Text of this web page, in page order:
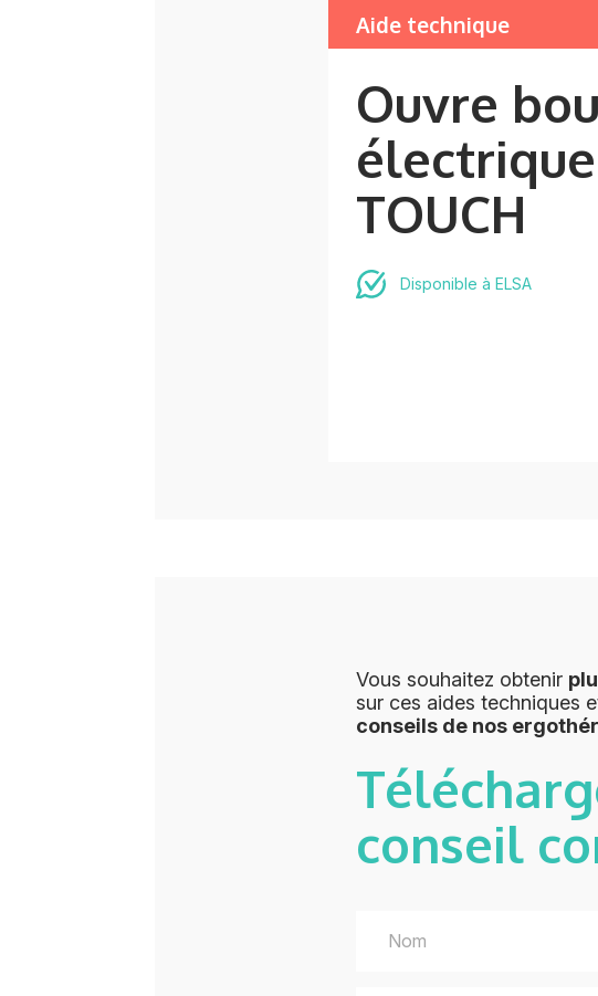
Aide technique
Ouvre
TOUCH
Disponible à ELSA
Vous souhaitez obtenir
sur ces aides techniques
conseils de nos
conseil